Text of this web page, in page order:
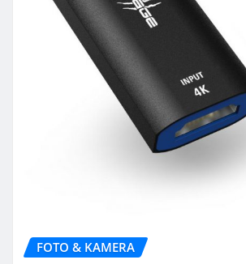
FOTO & KAMERA